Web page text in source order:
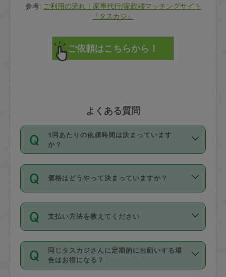
参考: ご利用の流れ｜家事代行/家政婦マッチングサイト
『タスカジ』
よくある質問
1回あたりの依頼時間は決まっています
か？
依頼1回につき3時間固定です。3時間を
超えて依頼したい場合は、延長機能をご
利用ください。機能をご利用いただくに
の上事前申請することが必要です。な
お、3時間を下回っても、値引き等はござ
いません。
価格はどうやって決まっていますか？
11種類の価格帯の中からタスカジさん自
身が価格を選んで設定しています。
タスカジさんの価格設定には最初は制限
があり、レビュー件数、レビューの平均
値、などで除々に設定可能な最高額が上
がっていく仕組みになっています。
支払い方法を教えてください
お支払方法はクレジットカード（Visa／
Master／JCB／AMERICAN EXPRESS／
Diners Club）のみとなります。
同じタスカジさんに定期的にお願いする場
合はお得になる？